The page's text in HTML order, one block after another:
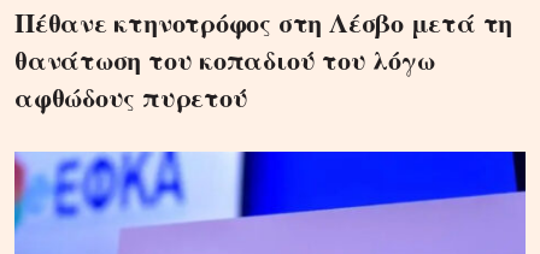
Πέθανε κτηνοτρόφος στη Λέσβο μετά τη
θανάτωση του κοπαδιού του λόγω
αφθώδους πυρετού